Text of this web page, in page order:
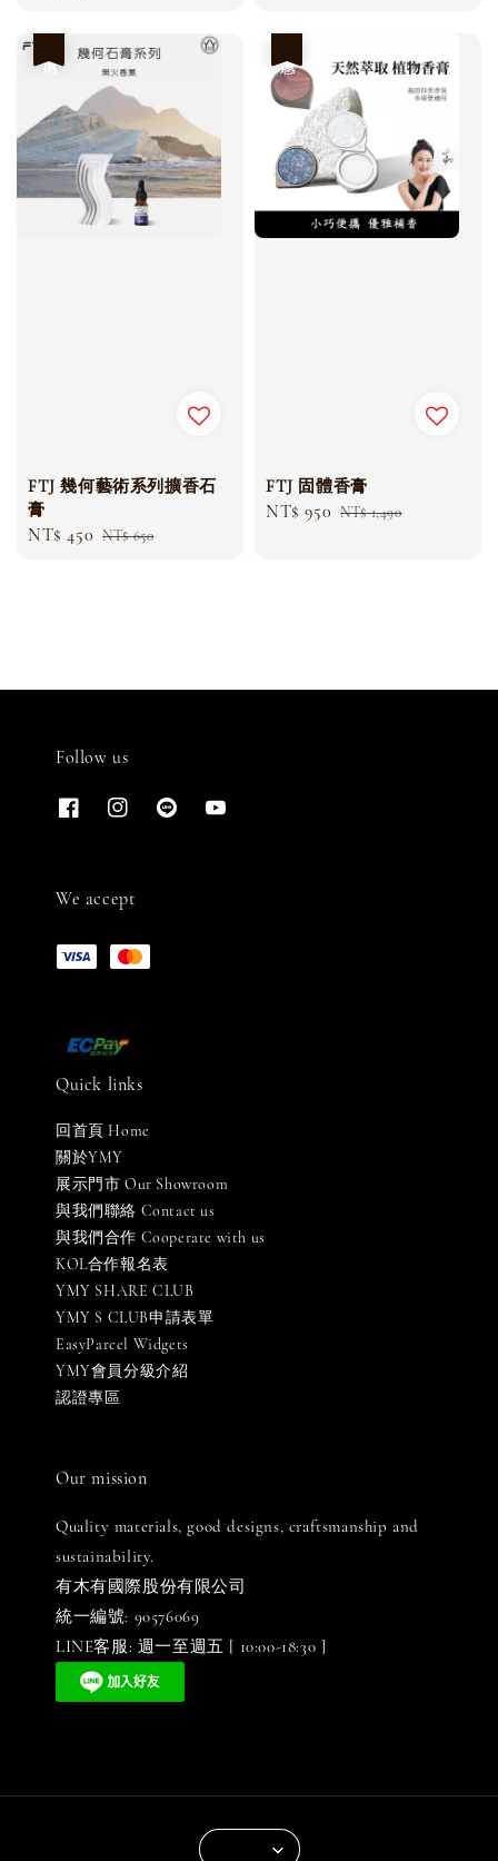
FTJ 幾何藝術系列擴香石
膏
Sale
NT$ 450 Regular
NT$ 650
FTJ 固體香膏
Sale
NT$ 950 Regular
NT$ 1,490
Follow us
We accept
Quick links
回首頁 Home
關於YMY
展示門市 Our Showroom
與我們聯絡 Contact us
與我們合作 Cooperate with us
KOL合作報名表
YMY SHARE CLUB
YMY S CLUB申請表單
EasyParcel Widgets
YMY會員分級介紹
認證專區
Our mission
Quality materials, good designs, craftsmanship and
sustainability.
有木有國際股份有限公司
統一編號: 90576069
LINE客服: 週一至週五 [ 10:00-18:30 ]